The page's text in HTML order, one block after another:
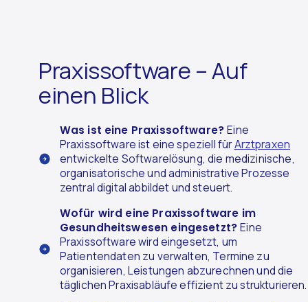
Praxissoftware – Auf
einen Blick
Was ist eine Praxissoftware?Eine
Praxissoftware ist eine speziell fürArztpraxen
entwickelte Softwarelösung, die medizinische,
organisatorische und administrative Prozesse
zentral digital abbildet und steuert.
Wofür wird eine Praxissoftware im
Gesundheitswesen eingesetzt?Eine
Praxissoftware wird eingesetzt, um
Patientendaten zu verwalten, Termine zu
organisieren, Leistungen abzurechnen und die
täglichen Praxisabläufe effizient zu strukturieren.